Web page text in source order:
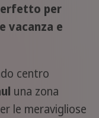
per
vacanza e
centro
una zona
le meravigliose